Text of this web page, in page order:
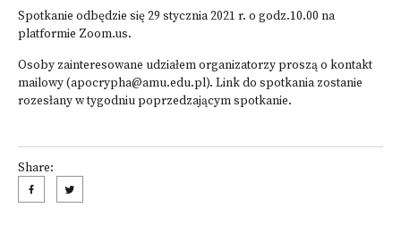
Spotkanie odbędzie się 29 stycznia 2021 r. o godz.10.00 na
platformie Zoom.us.
Osoby zainteresowane udziałem organizatorzy proszą o kontakt
mailowy (apocrypha@amu.edu.pl). Link do spotkania zostanie
rozesłany w tygodniu poprzedzającym spotkanie.
Share: